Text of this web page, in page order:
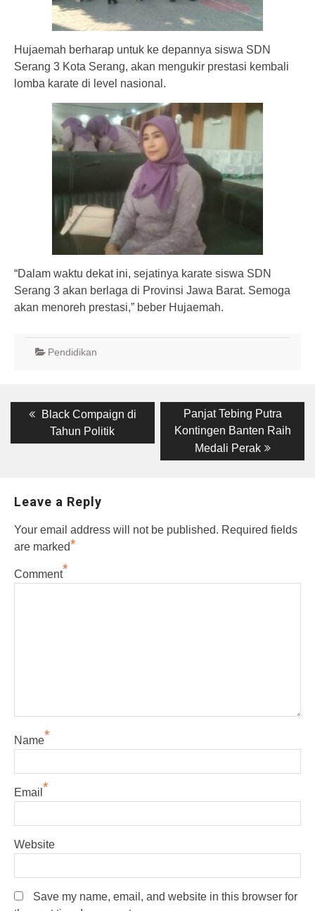
Hujaemah berharap untuk ke depannya siswa SDN
Serang 3 Kota Serang, akan mengukir prestasi kembali
lomba karate di level nasional.
“Dalam waktu dekat ini, sejatinya karate siswa SDN
Serang 3 akan berlaga di Provinsi Jawa Barat. Semoga
akan menoreh prestasi,” beber Hujaemah.
Pendidikan
Post
navigation
Previous
post:
Black Compaign di
Tahun Politik
Next
post:
Panjat Tebing Putra
Kontingen Banten Raih
Medali Perak
Leave a Reply
Your email address will not be published. Required fields
are marked*
Comment*
Name*
Email *
Website
Save my name, email, and website in this browser for